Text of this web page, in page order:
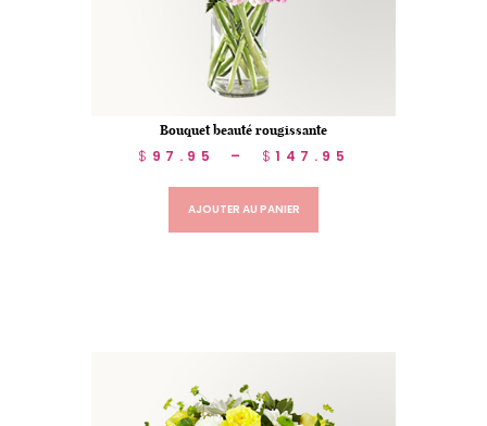
Bouquet beauté rougissante
$ 97.95 – $ 147.95
AJOUTER AU PANIER